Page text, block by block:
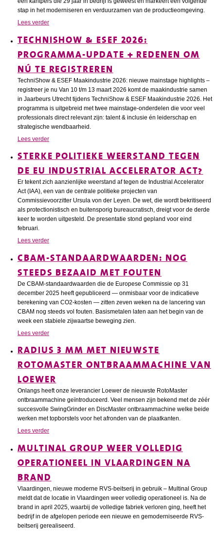
stap in het moderniseren en verduurzamen van de productieomgeving.
Lees verder
TECHNISHOW & ESEF 2026:
PROGRAMMA-UPDATE + REDENEN OM
NÚ TE REGISTREREN
TechniShow & ESEF Maakindustrie 2026: nieuwe mainstage highlights –
registreer je nu Van 10 t/m 13 maart 2026 komt de maakindustrie samen
in Jaarbeurs Utrecht tijdens TechniShow & ESEF Maakindustrie 2026. Het
programma is uitgebreid met twee mainstage-onderdelen die voor veel
professionals direct relevant zijn: talent & inclusie én leiderschap en
strategische wendbaarheid.
Lees verder
STERKE POLITIEKE WEERSTAND TEGEN
DE EU INDUSTRIAL ACCELERATOR ACT?
Er tekent zich aanzienlijke weerstand af tegen de Industrial Accelerator
Act (IAA), een van de centrale politieke projecten van
Commissievoorzitter Ursula von der Leyen. De wet, die wordt bekritiseerd
als protectionistisch en buitensporig bureaucratisch, dreigt voor de derde
keer te worden uitgesteld. De presentatie stond gepland voor eind
februari.
Lees verder
CBAM-STANDAARDWAARDEN: NOG
STEEDS BEZAAID MET FOUTEN
De CBAM-standaardwaarden die de Europese Commissie op 31
december 2025 heeft gepubliceerd — onmisbaar voor de indicatieve
berekening van CO2-kosten — zitten zeven weken na de lancering van
CBAM nog steeds vol fouten. Basismetalen laten aan het begin van de
week een stabiele zijwaartse beweging zien.
Lees verder
RADIUS 3 MM MET NIEUWSTE
ROTOMASTER ONTBRAAMMACHINE VAN
LOEWER
Onlangs heeft onze leverancier Loewer de nieuwste RotoMaster
ontbraammachine geïntroduceerd. Veel mensen zijn bekend met de zéér
succesvolle SwingGrinder en DiscMaster ontbraammachine welke beide
werken met topborstels voor het afronden van de plaatkanten.
Lees verder
MULTINAL GROUP WEER VOLLEDIG
OPERATIONEEL IN VLAARDINGEN NA
BRAND
Vlaardingen, nieuwe moderne RVS-beitserij in gebruik – Multinal Group
meldt dat de locatie in Vlaardingen weer volledig operationeel is. Na de
brand in april 2025, waarbij de volledige fabriek verloren ging, heeft het
bedrijf in de afgelopen periode een nieuwe en gemoderniseerde RVS-
beitserij gerealiseerd.